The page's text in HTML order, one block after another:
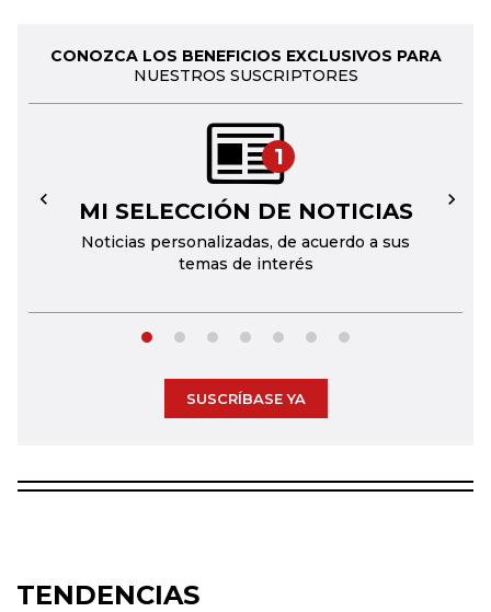
CONOZCA LOS BENEFICIOS EXCLUSIVOS PARA
NUESTROS SUSCRIPTORES
1
MI SELECCIÓN DE NOTICIAS
Noticias personalizadas, de acuerdo a sus
temas de interés
← →
SUSCRÍBASE YA
TENDENCIAS